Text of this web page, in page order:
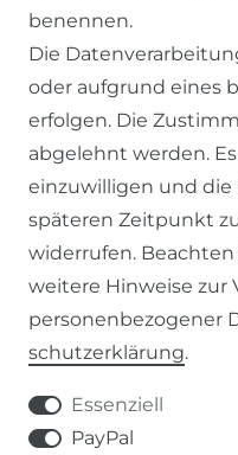
IMPRESSUM
SERVICE
ZAHLUNG &
KONTAKT
VERTRAG
KONTAKT
+49 (0) 9453 /
benennen.
Die
oder aufgrund eines
erfolgen. Die
abgelehnt werden.
einzuwilligen und
späteren Zeitpunkt
widerrufen. Beachten
weitere Hinweise zur
personenbezogener
schutz­erklärung.
Essenziell
PayPal